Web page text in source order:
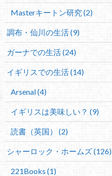
Masterキートン研究 (2)
調布・仙川の生活 (9)
ガーナでの生活 (24)
イギリスでの生活 (14)
Arsenal (4)
イギリスは美味しい？ (9)
読書（英国） (2)
シャーロック・ホームズ (126)
221Books (1)